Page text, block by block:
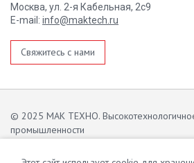
Москва, ул. 2-я Кабельная, 2с9
E-mail: info@maktech.ru
Свяжитесь с нами
© 2025 МАК ТЕХНО.
промышленности